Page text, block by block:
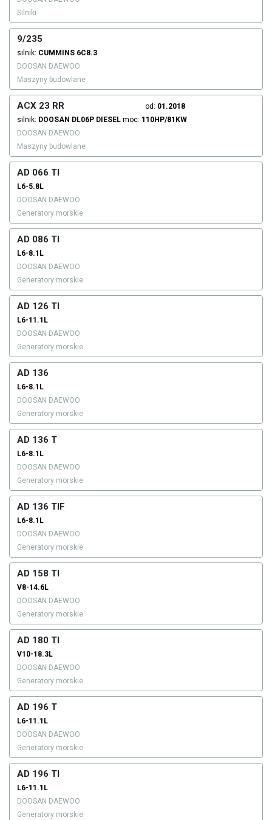
Silniki
9/235
silnik: CUMMINS 6C8.3
DOOSAN DAEWOO
Maszyny budowlane
ACX 23 RR od: 01.2018
silnik: DOOSAN DL06P DIESEL moc: 110HP/81KW
DOOSAN DAEWOO
Maszyny budowlane
AD 066 TI
L6-5.8L
DOOSAN DAEWOO
Generatory morskie
AD 086 TI
L6-8.1L
DOOSAN DAEWOO
Generatory morskie
AD 126 TI
L6-11.1L
DOOSAN DAEWOO
Generatory morskie
AD 136
L6-8.1L
DOOSAN DAEWOO
Generatory morskie
AD 136 T
L6-8.1L
DOOSAN DAEWOO
Generatory morskie
AD 136 TIF
L6-8.1L
DOOSAN DAEWOO
Generatory morskie
AD 158 TI
V8-14.6L
DOOSAN DAEWOO
Generatory morskie
AD 180 TI
V10-18.3L
DOOSAN DAEWOO
Generatory morskie
AD 196 T
L6-11.1L
DOOSAN DAEWOO
Generatory morskie
AD 196 TI
L6-11.1L
DOOSAN DAEWOO
Generatory morskie